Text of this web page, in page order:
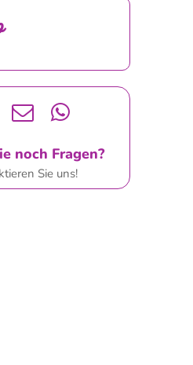
noch Fragen?
Sie uns!